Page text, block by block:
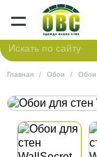
Главная Обои Обои